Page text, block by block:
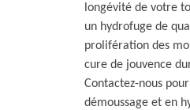
longévité de votre
un hydrofuge de
prolifération des
cure de jouvence
Contactez-nous
démoussage et en